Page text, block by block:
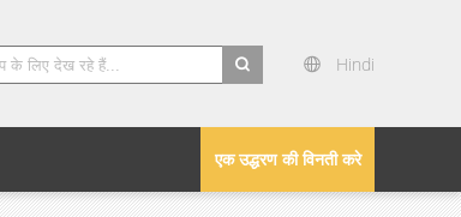
Hindi
एक उद्धरण की विनती करे